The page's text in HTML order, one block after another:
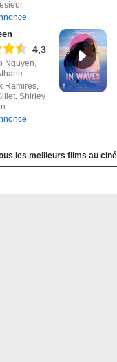
4,3
Nguyen,
Ramires,
Shirley
les meilleurs films au ciné